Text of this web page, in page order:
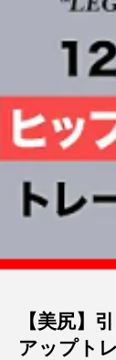
【美尻】
アップト